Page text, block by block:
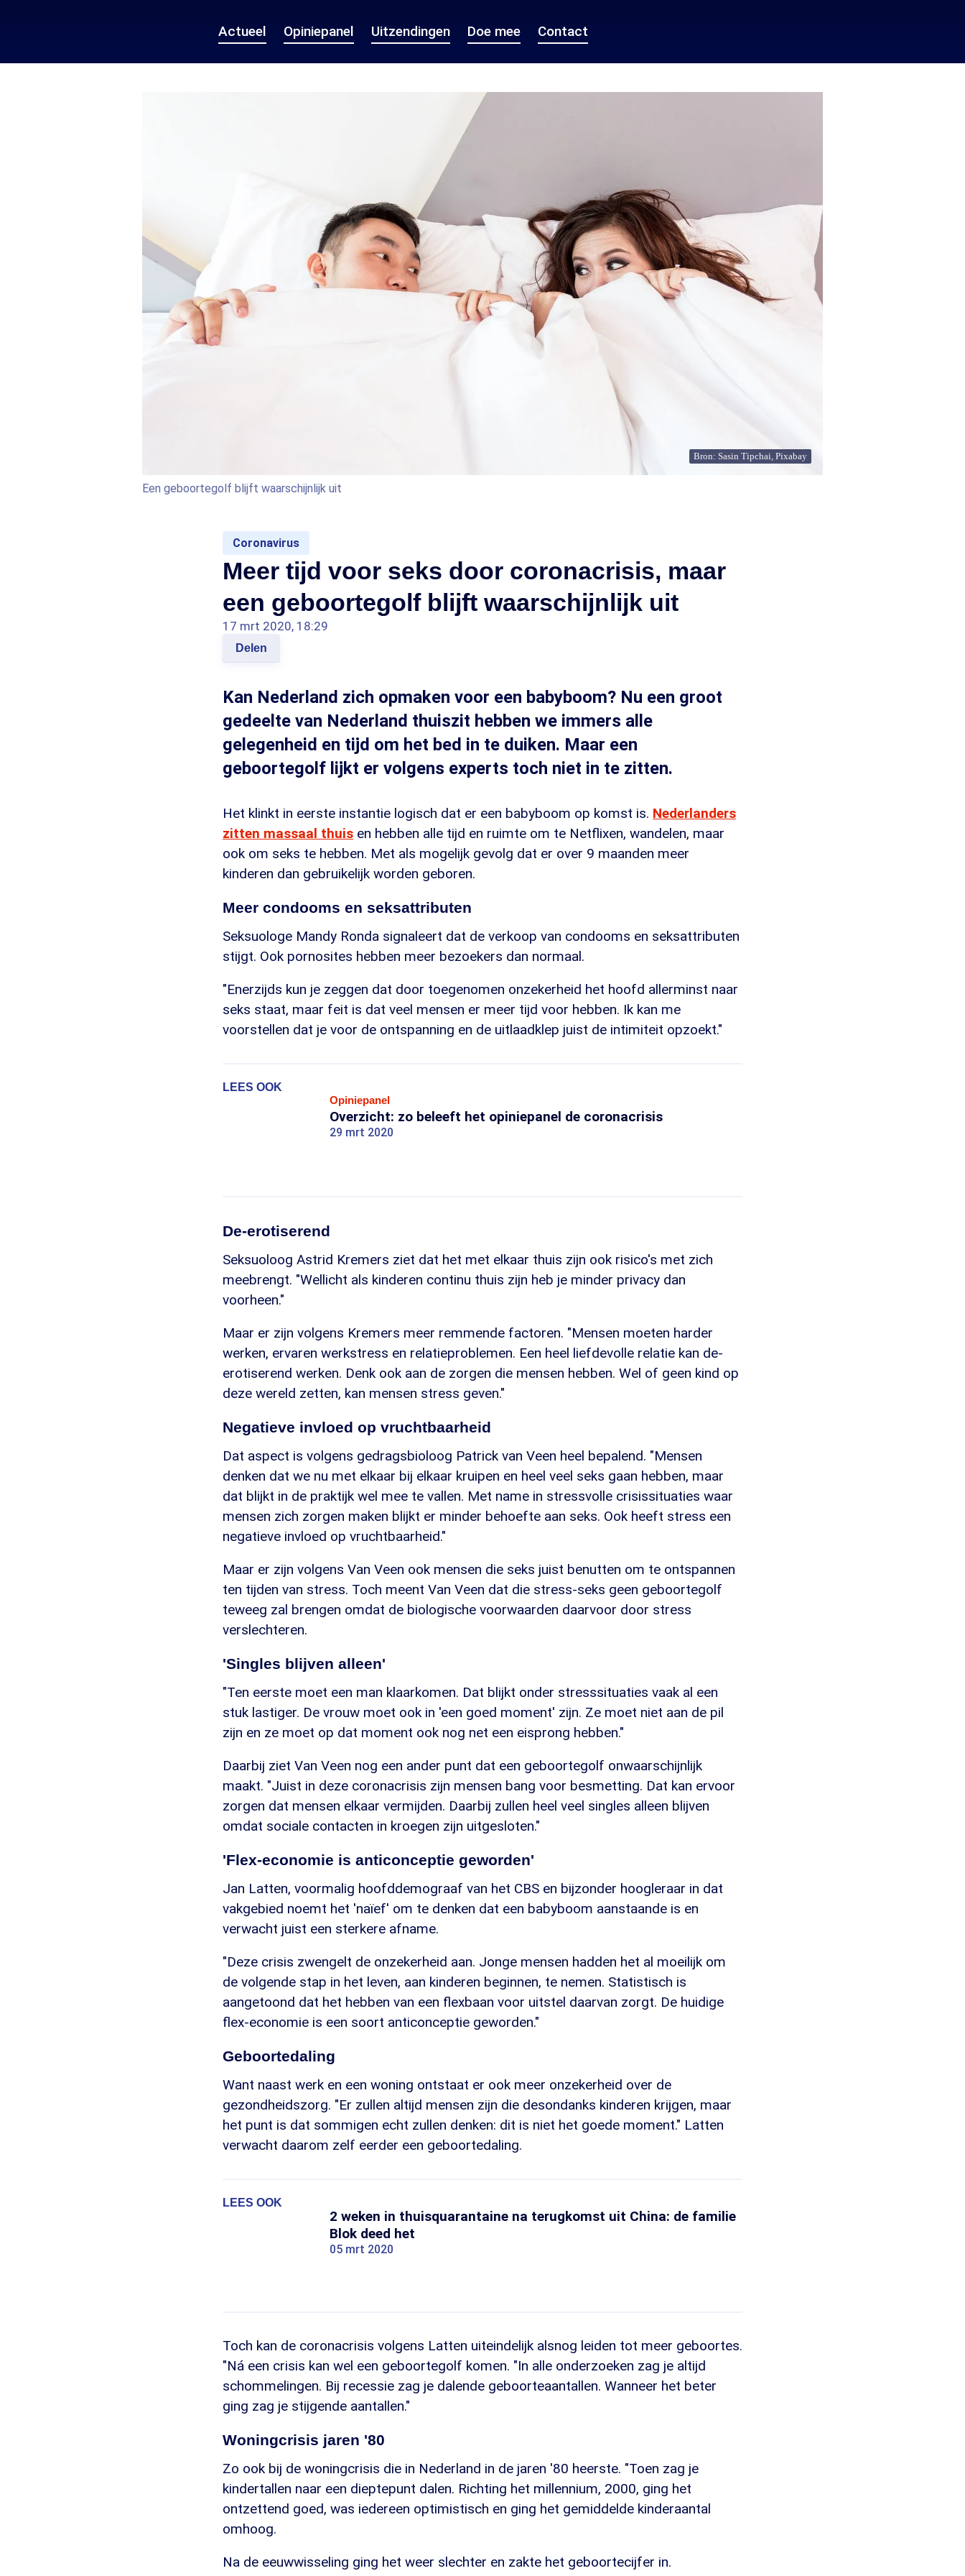
Actueel Opiniepanel Uitzendingen Doe mee Contact
Bron: Sasin Tipchai, Pixabay
Een geboortegolf blijft waarschijnlijk uit
Coronavirus
Meer tijd voor seks door coronacrisis, maar
een geboortegolf blijft waarschijnlijk uit
17 mrt 2020, 18:29
Delen
Kan Nederland zich opmaken voor een babyboom? Nu een groot
gedeelte van Nederland thuiszit hebben we immers alle
gelegenheid en tijd om het bed in te duiken. Maar een
geboortegolf lijkt er volgens experts toch niet in te zitten.
Het klinkt in eerste instantie logisch dat er een babyboom op komst is. Nederlanders
zitten massaal thuis en hebben alle tijd en ruimte om te Netflixen, wandelen, maar
ook om seks te hebben. Met als mogelijk gevolg dat er over 9 maanden meer
kinderen dan gebruikelijk worden geboren.
Meer condooms en seksattributen
Seksuologe Mandy Ronda signaleert dat de verkoop van condooms en seksattributen
stijgt. Ook pornosites hebben meer bezoekers dan normaal.
"Enerzijds kun je zeggen dat door toegenomen onzekerheid het hoofd allerminst naar
seks staat, maar feit is dat veel mensen er meer tijd voor hebben. Ik kan me
voorstellen dat je voor de ontspanning en de uitlaadklep juist de intimiteit opzoekt."
LEES OOK
Opiniepanel
Overzicht: zo beleeft het opiniepanel de coronacrisis
29 mrt 2020
De-erotiserend
Seksuoloog Astrid Kremers ziet dat het met elkaar thuis zijn ook risico's met zich
meebrengt. "Wellicht als kinderen continu thuis zijn heb je minder privacy dan
voorheen."
Maar er zijn volgens Kremers meer remmende factoren. "Mensen moeten harder
werken, ervaren werkstress en relatieproblemen. Een heel liefdevolle relatie kan de-
erotiserend werken. Denk ook aan de zorgen die mensen hebben. Wel of geen kind op
deze wereld zetten, kan mensen stress geven."
Negatieve invloed op vruchtbaarheid
Dat aspect is volgens gedragsbioloog Patrick van Veen heel bepalend. "Mensen
denken dat we nu met elkaar bij elkaar kruipen en heel veel seks gaan hebben, maar
dat blijkt in de praktijk wel mee te vallen. Met name in stressvolle crisissituaties waar
mensen zich zorgen maken blijkt er minder behoefte aan seks. Ook heeft stress een
negatieve invloed op vruchtbaarheid."
Maar er zijn volgens Van Veen ook mensen die seks juist benutten om te ontspannen
ten tijden van stress. Toch meent Van Veen dat die stress-seks geen geboortegolf
teweeg zal brengen omdat de biologische voorwaarden daarvoor door stress
verslechteren.
'Singles blijven alleen'
"Ten eerste moet een man klaarkomen. Dat blijkt onder stresssituaties vaak al een
stuk lastiger. De vrouw moet ook in 'een goed moment' zijn. Ze moet niet aan de pil
zijn en ze moet op dat moment ook nog net een eisprong hebben."
Daarbij ziet Van Veen nog een ander punt dat een geboortegolf onwaarschijnlijk
maakt. "Juist in deze coronacrisis zijn mensen bang voor besmetting. Dat kan ervoor
zorgen dat mensen elkaar vermijden. Daarbij zullen heel veel singles alleen blijven
omdat sociale contacten in kroegen zijn uitgesloten."
'Flex-economie is anticonceptie geworden'
Jan Latten, voormalig hoofddemograaf van het CBS en bijzonder hoogleraar in dat
vakgebied noemt het 'naïef' om te denken dat een babyboom aanstaande is en
verwacht juist een sterkere afname.
"Deze crisis zwengelt de onzekerheid aan. Jonge mensen hadden het al moeilijk om
de volgende stap in het leven, aan kinderen beginnen, te nemen. Statistisch is
aangetoond dat het hebben van een flexbaan voor uitstel daarvan zorgt. De huidige
flex-economie is een soort anticonceptie geworden."
Geboortedaling
Want naast werk en een woning ontstaat er ook meer onzekerheid over de
gezondheidszorg. "Er zullen altijd mensen zijn die desondanks kinderen krijgen, maar
het punt is dat sommigen echt zullen denken: dit is niet het goede moment." Latten
verwacht daarom zelf eerder een geboortedaling.
LEES OOK
2 weken in thuisquarantaine na terugkomst uit China: de familie
Blok deed het
05 mrt 2020
Toch kan de coronacrisis volgens Latten uiteindelijk alsnog leiden tot meer geboortes.
"Ná een crisis kan wel een geboortegolf komen. "In alle onderzoeken zag je altijd
schommelingen. Bij recessie zag je dalende geboorteaantallen. Wanneer het beter
ging zag je stijgende aantallen."
Woningcrisis jaren '80
Zo ook bij de woningcrisis die in Nederland in de jaren '80 heerste. "Toen zag je
kindertallen naar een dieptepunt dalen. Richting het millennium, 2000, ging het
ontzettend goed, was iedereen optimistisch en ging het gemiddelde kinderaantal
omhoog.
Na de eeuwwisseling ging het weer slechter en zakte het geboortecijfer in.